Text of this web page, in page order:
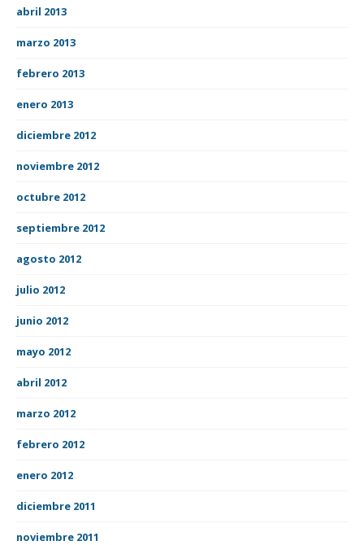
abril 2013
marzo 2013
febrero 2013
enero 2013
diciembre 2012
noviembre 2012
octubre 2012
septiembre 2012
agosto 2012
julio 2012
junio 2012
mayo 2012
abril 2012
marzo 2012
febrero 2012
enero 2012
diciembre 2011
noviembre 2011